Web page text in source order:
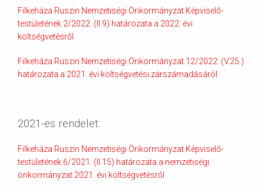
Filkeháza Ruszin Nemzetiségi Önkormányzat Képviselő-
testületének 2/2022. (II.9) határozata a 2022. évi
költségvetésről
Filkeháza Ruszin Nemzetiségi Önkormányzat 12/2022. (V.25.)
határozata a 2021. évi költségvetési zárszámadásáról
2021-es rendelet:
Filkeháza Ruszin Nemzetiségi Önkormányzat Képviselő-
testületének 6/2021. (II.15) határozata a nemzetiségi
önkormányzat 2021. évi költségvetésről